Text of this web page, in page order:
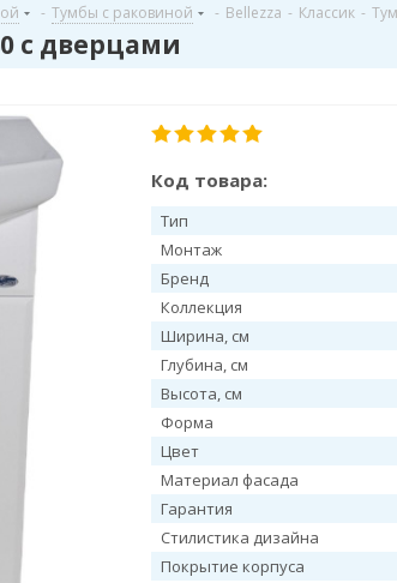
- Тумбы с раковиной - Bellezza - Классик -
с дверцами
Код товара:
Тип
Монтаж
Бренд
Коллекция
Ширина, см
Глубина, см
Высота, см
Форма
Цвет
Материал фасада
Гарантия
Стилистика дизайна
Покрытие корпуса